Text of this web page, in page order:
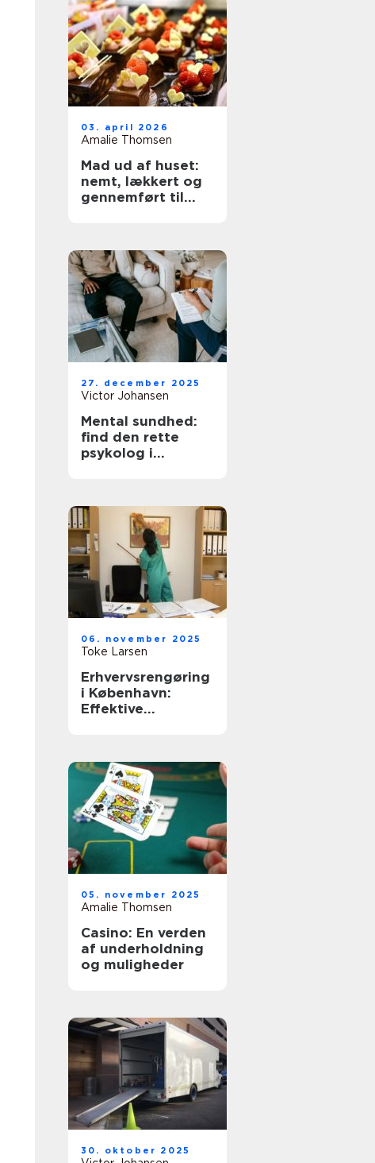
03. april 2026
Amalie Thomsen
Mad ud af huset:
nemt, lækkert og
gennemført til
27. december 2025
Victor Johansen
Mental sundhed:
find den rette
psykolog i
06. november 2025
Toke Larsen
Erhvervsrengøring
i København:
Effektive
05. november 2025
Amalie Thomsen
Casino: En verden
af underholdning
og muligheder
30. oktober 2025